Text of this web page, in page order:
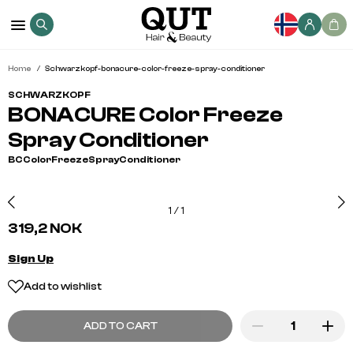
Home Schwarzkopf-bonacure-color-freeze-spray-conditioner
SCHWARZKOPF
BONACURE Color Freeze
Spray Conditioner
BCColorFreezeSprayConditioner
1 /1
319,2 NOK
Sign Up
Add to wishlist
ADD TO CART